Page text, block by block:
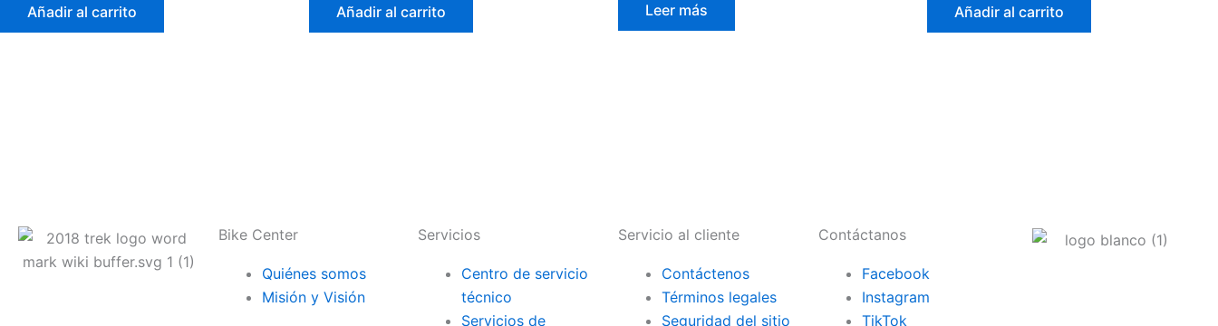
Añadir al carrito Añadir al carrito Leer más Añadir al carrito
Bike Center
Quiénes somos
Misión y Visión
Servicios
Centro de servicio
técnico
Servicios de
Servicio al cliente
Contáctenos
Términos legales
Seguridad del sitio
Contáctanos
Facebook
Instagram
TikTok